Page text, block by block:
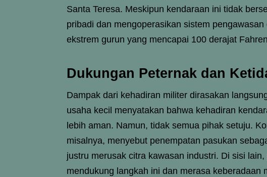
Santa Teresa. Meskipun kendaraan ini tidak
pribadi dan mengoperasikan sistem
ekstrem gurun yang mencapai 100 derajat
Dukungan Peternak dan
Dampak dari kehadiran militer dirasakan
usaha kecil menyatakan bahwa kehadiran
lebih aman. Namun, tidak semua pihak setuju.
misalnya, menyebut penempatan pasukan
justru merusak citra kawasan industri. Di sisi
mendukung langkah ini dan merasa keberadaan